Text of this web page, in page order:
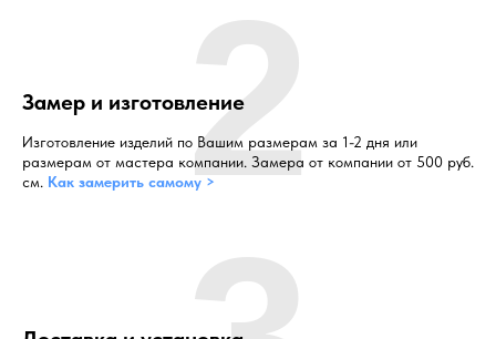
Замер и изготовление
Изготовление изделий по Вашим размерам за 1-2 дня или
размерам от мастера компании. Замера от компании от 500 руб.
см. Как замерить самому >2